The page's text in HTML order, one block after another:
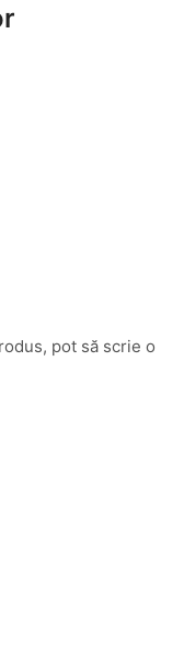
pot să scrie o